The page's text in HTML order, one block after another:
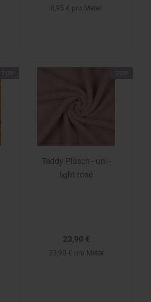
8,95 € pro Meter
Teddy Plüsch - uni -
light rosé
23,90 €
23,90 € pro Meter